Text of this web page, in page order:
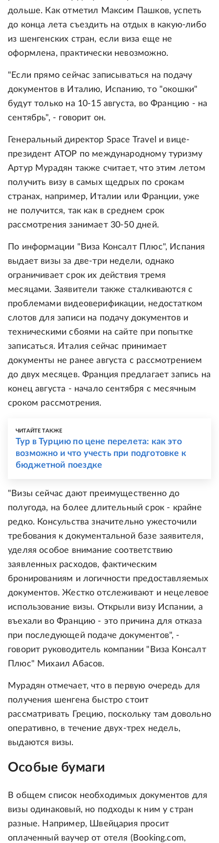
дольше. Как отметил Максим Пашков, успеть
до конца лета съездить на отдых в какую-либо
из шенгенских стран, если виза еще не
оформлена, практически невозможно.
"Если прямо сейчас записываться на подачу
документов в Италию, Испанию, то "окошки"
будут только на 10-15 августа, во Францию - на
сентябрь", - говорит он.
Генеральный директор Space Travel и вице-
президент АТОР по международному туризму
Артур Мурадян также считает, что этим летом
получить визу в самых щедрых по срокам
странах, например, Италии или Франции, уже
не получится, так как в среднем срок
рассмотрения занимает 30-50 дней.
По информации "Виза Консалт Плюс", Испания
выдает визы за две-три недели, однако
ограничивает срок их действия тремя
месяцами. Заявители также сталкиваются с
проблемами видеоверификации, недостатком
слотов для записи на подачу документов и
техническими сбоями на сайте при попытке
записаться. Италия сейчас принимает
документы не ранее августа с рассмотрением
до двух месяцев. Франция предлагает запись на
конец августа - начало сентября с месячным
сроком рассмотрения.
ЧИТАЙТЕ ТАКЖЕ
Тур в Турцию по цене перелета: как это
возможно и что учесть при подготовке к
бюджетной поездке
"Визы сейчас дают преимущественно до
полугода, на более длительный срок - крайне
редко. Консульства значительно ужесточили
требования к документальной базе заявителя,
уделяя особое внимание соответствию
заявленных расходов, фактическим
бронированиям и логичности предоставляемых
документов. Жестко отслеживают и нецелевое
использование визы. Открыли визу Испании, а
въехали во Францию - это причина для отказа
при последующей подаче документов", -
говорит руководитель компании "Виза Консалт
Плюс" Михаил Абасов.
Мурадян отмечает, что в первую очередь для
получения шенгена быстро стоит
рассматривать Грецию, поскольку там довольно
оперативно, в течение двух-трех недель,
выдаются визы.
Особые бумаги
В общем список необходимых документов для
визы одинаковый, но подходы к ним у стран
разные. Например, Швейцария просит
оплаченный ваучер от отеля (Booking.com,